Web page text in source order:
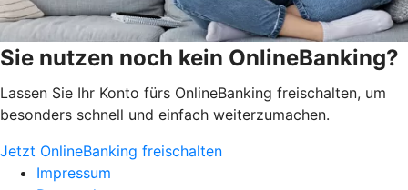
Sie nutzen noch kein OnlineBanking?
Lassen Sie Ihr Konto fürs OnlineBanking freischalten, um
besonders schnell und einfach weiterzumachen.
Jetzt OnlineBanking freischalten
Impressum